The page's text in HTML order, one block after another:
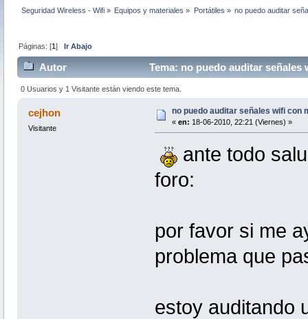
Seguridad Wireless - Wifi » Equipos y materiales » Portátiles » no puedo auditar
Páginas: [1]Ir Abajo
Autor Tema: no puedo auditar
0 Usuarios y 1 Visitante están viendo este tema.
cejhon
Visitante
no puedo auditar señales wifi con
« en: 18-06-2010, 22:21 (Viernes) »
ante todo
foro:
por favor si me
problema que
estoy auditando